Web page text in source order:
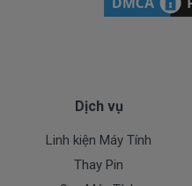
thượng vàng hạ cám
ngưỡng củng có.
Riêng shop
Dịch vụ
Linh kiện Máy Tính
Thay Pin